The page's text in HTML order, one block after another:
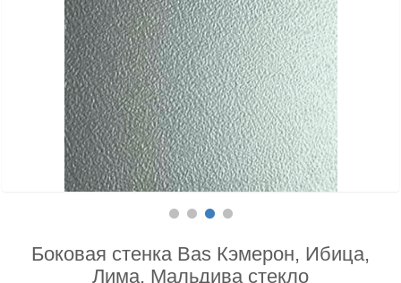
Боковая стенка Bas Кэмерон, Ибица,
Лима, Мальдива стекло